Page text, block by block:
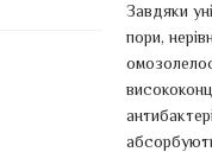
Завдяки
пори,